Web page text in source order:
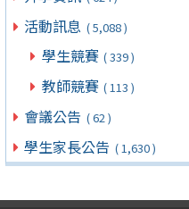
活動訊息 ( 5,088 )
學生競賽 ( 339 )
教師競賽 ( 113 )
會議公告 ( 62 )
學生家長公告 ( 1,630 )